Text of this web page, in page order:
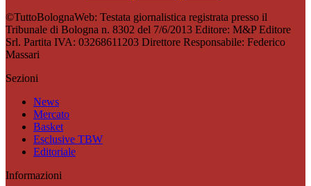
©TuttoBolognaWeb: Testata giornalistica registrata presso il
Tribunale di Bologna n. 8302 del 7/6/2013 Editore: M&P Editore
Srl. Partita IVA: 03268611203 Direttore Responsabile: Federico
Massari
Sezioni
News
Mercato
Basket
Esclusive TBW
Editoriale
Informazioni